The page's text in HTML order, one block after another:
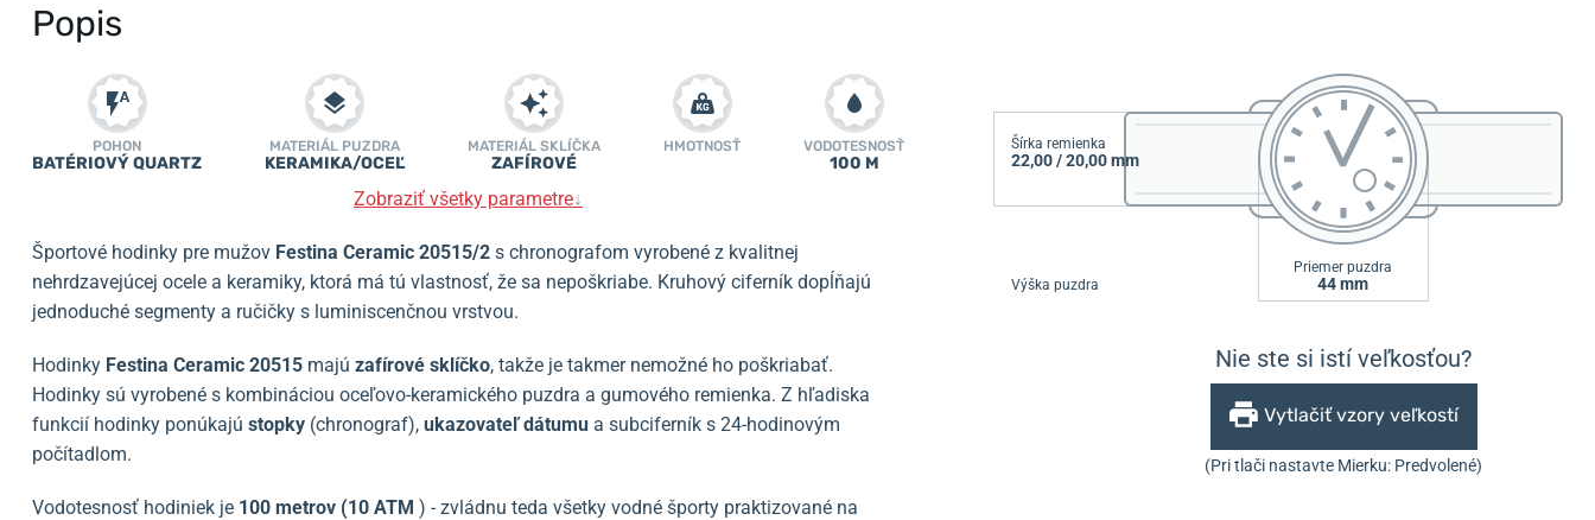
Popis
POHON
BATÉRIOVÝ QUARTZ
MATERIÁL PUZDRA
KERAMIKA/OCEĽ
MATERIÁL SKLÍČKA
ZAFÍROVÉ
HMOTNOSŤ VODOTESNOSŤ
100 M
Zobraziť všetky parametre↓
Športové hodinky pre mužov Festina Ceramic 20515/2 s chronografom vyrobené z kvalitnej
nehrdzavejúcej ocele a keramiky, ktorá má tú vlastnosť, že sa nepoškriabe. Kruhový ciferník dopĺňajú
jednoduché segmenty a ručičky s luminiscenčnou vrstvou.
Hodinky Festina Ceramic 20515 majú zafírové sklíčko, takže je takmer nemožné ho poškriabať.
Hodinky sú vyrobené s kombináciou oceľovo-keramického puzdra a gumového remienka. Z hľadiska
funkcií hodinky ponúkajú stopky (chronograf), ukazovateľ dátumu a subciferník s 24-hodinovým
počítadlom.
Vodotesnosť hodiniek je 100 metrov (10 ATM ) - zvládnu teda všetky vodné športy praktizované na
Šírka remienka
22,00 / 20,00 mm
Výška puzdra
Priemer puzdra
44 mm
Nie ste si istí veľkosťou?
Vytlačiť vzory veľkostí
(Pri tlači nastavte Mierku: Predvolené)